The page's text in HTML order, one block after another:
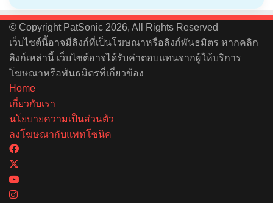
© Copyright PatSonic 2026, All Rights Reserved
เว็บไซต์นี้อาจมีลิงก์ที่เป็นโฆษณาหรือลิงก์พันธมิตร หากคลิก
ลิงก์เหล่านี้ เว็บไซต์อาจได้รับค่าตอบแทนจากผู้ให้บริการ
โฆษณาหรือพันธมิตรที่เกี่ยวข้อง
Home
เกี่ยวกับเรา
นโยบายความเป็นส่วนตัว
ลงโฆษณากับแพทโซนิค